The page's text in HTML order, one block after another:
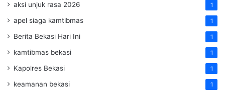
aksi unjuk rasa 2026 1
apel siaga kamtibmas 1
Berita Bekasi Hari Ini 1
kamtibmas bekasi 1
Kapolres Bekasi 1
keamanan bekasi 1